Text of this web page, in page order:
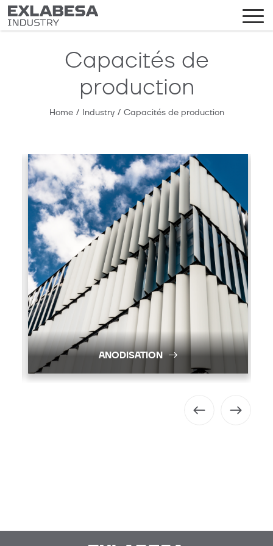
Capacités de
production
Home / Industry / Capacités de production
ANODISATION